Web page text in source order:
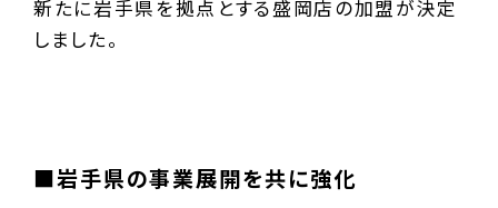
新たに岩手県を拠点とする盛岡店の加盟が決定
しました。
■岩手県の事業展開を共に強化